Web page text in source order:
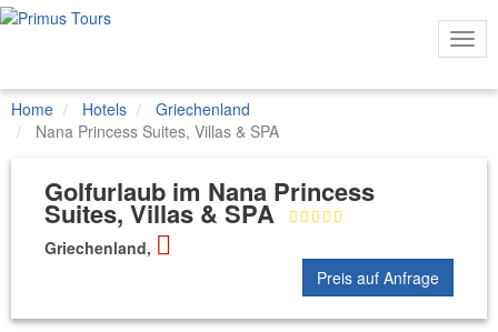
Home Hotels
Griechenland
Nana Princess Suites, Villas & SPA
Golfurlaub im Nana Princess
Suites, Villas & SPA
Griechenland,
Preis auf Anfrage